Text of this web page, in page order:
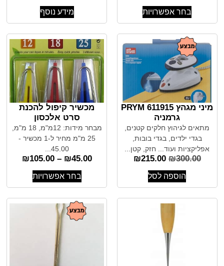
בחר אפשרויות מידע נוסף
מיני מגהץ PRYM 611915
גרמניה
מתאים לגיהוץ חלקים קטנים,
בגדי ילדים, בגדי בובות,
אפליקציות ועוד... חזק, קטן...
₪300.00
₪215.00
הוספה לסל
מכשיר קיפול להכנת
סרט אלכסון
מבחר מידות: 12מ"מ, 18 מ"מ,
25 מ"מ מחיר ל-1 מכשיר -
45.00...
₪45.00
–
₪105.00
בחר אפשרויות